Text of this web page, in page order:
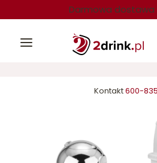
Darmowa dostawa
Menu
Kontakt600-